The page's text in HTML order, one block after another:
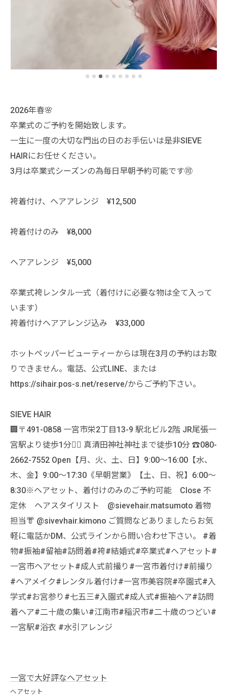
2026年春🌸
卒業式のご予約を開始致します。
一生に一度の大切な門出の日のお手伝いは是非SIEVE
HAIRにお任せください。
3月は卒業式シーズンの為毎日早朝予約可能です🉑
袴着付け、ヘアアレンジ ¥12,500
袴着付けのみ ¥8,000
ヘアアレンジ ¥5,000
卒業式袴レンタル一式（着付けに必要な物は全て入って
います）
袴着付けヘアアレンジ込み ¥33,000
ホットペッパービューティーからは現在3月の予約はお取
りできません。電話、公式LINE、または
https://sihair.pos-s.net/reserve/からご予約下さい。
SIEVE HAIR
🏢〒491-0858 一宮市栄2丁目13-9 駅北ビル2階 JR尾張一
宮駅より徒歩1分🚶‍♀️ 真清田神社神社まで徒歩10分 ☎️080-
2662-7552 Open【月、火、土、日】9:00〜16:00【水、
木、金】9:00〜17:30《早朝営業》【土、日、祝】6:00〜
8:30※ヘアセット、着付けのみのご予約可能 Close 不
定休 ヘアスタイリスト @sievehair.matsumoto 着物
担当👘 @sivevhair.kimono ご質問などありましたらお気
軽に電話かDM、公式ラインから問い合わせ下さい。 #着
物#振袖#留袖#訪問着#袴#結婚式#卒業式#ヘアセット#
一宮市ヘアセット#成人式前撮り#一宮市着付け#前撮り
#ヘアメイク#レンタル着付け#一宮市美容院#卒園式#入
学式#お宮参り#七五三#入園式#成人式#振袖ヘア#訪問
着ヘア#二十歳の集い#江南市#稲沢市#二十歳のつどい#
一宮駅#浴衣 #水引アレンジ
一宮で大好評なヘアセット
ヘアセット